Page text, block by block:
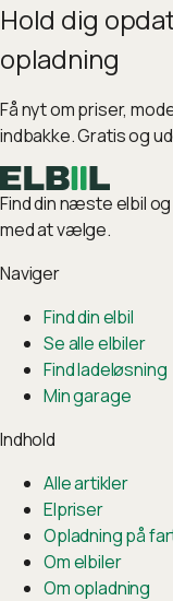
Hold dig
opladning
Få nyt om priser,
indbakke. Gratis og
Find din næste elbil
med at vælge.
Naviger
Find din elbil
Se alle elbiler
Find ladeløsning
Min garage
Indhold
Alle artikler
Elpriser
Opladning på
Om elbiler
Om opladning